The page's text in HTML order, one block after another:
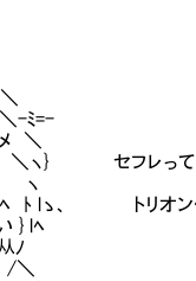
ﾐ=-
＼
ヽ} セフレって
ヽ
、 トリオン体で
lﾍ
ﾉ
＼